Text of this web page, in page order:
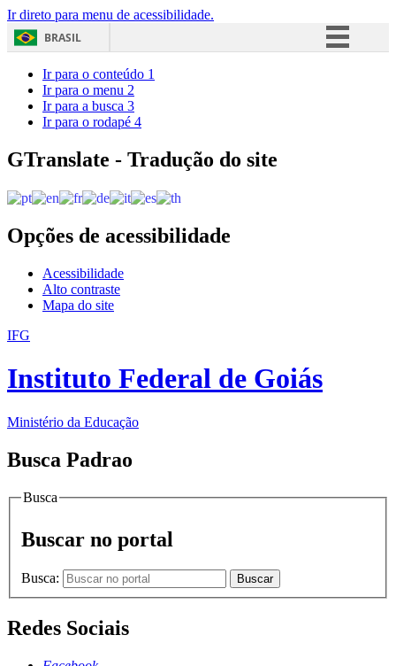
Ir direto para menu de acessibilidade.
BRASIL
Acesso à informação
Ir para o conteúdo 1
Ir para o menu 2
Ir para a busca 3
Ir para o rodapé 4
GTranslate - Tradução do site
Opções de acessibilidade
Acessibilidade
Alto contraste
Mapa do site
IFG
Instituto Federal de Goiás
Ministério da Educação
Busca Padrao
Busca
Buscar no portal
Busca: Buscar
Redes Sociais